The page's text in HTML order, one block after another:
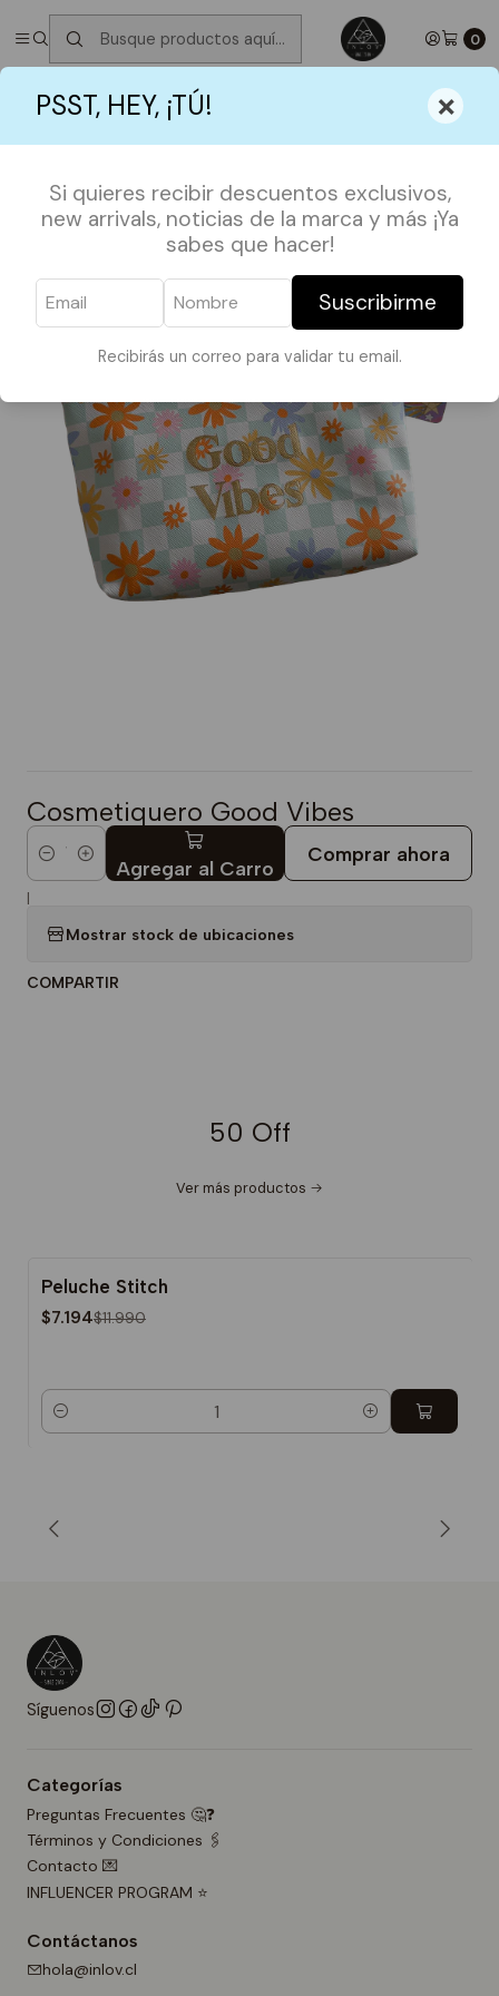
PSST, HEY, ¡TÚ! ×
Si quieres recibir descuentos exclusivos,
new arrivals, noticias de la marca y más ¡Ya
sabes que hacer!
Suscribirme
Recibirás un correo para validar tu email.
0
✮ ⋆ ˚｡𖦹 ⋆｡°✩Próximos Despachos martes 11 de Agosto
⋆｡°✩
ACCESORIOS
Cosmetiquero Good Vibes
Cantidad Agregar al Carro
Comprar ahora
|
Mostrar stock de ubicaciones
COMPARTIR
50 Off
Ver más productos
-40%
Peluche Stitch
$7.194$11.990
Cantidad
Síguenos
Categorías
Preguntas Frecuentes 🤔❓
Términos y Condiciones 🖇️
Contacto 💌
INFLUENCER PROGRAM ⭐
Contáctanos
hola@inlov.cl